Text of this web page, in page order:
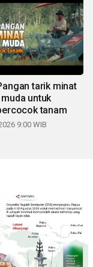
tarik minat
untuk
tanam
9:00 WIB